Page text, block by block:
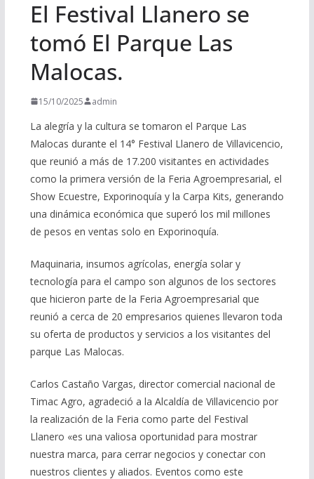
El Festival Llanero se
tomó El Parque Las
Malocas.
15/10/2025 admin
La alegría y la cultura se tomaron el Parque Las
Malocas durante el 14° Festival Llanero de Villavicencio,
que reunió a más de 17.200 visitantes en actividades
como la primera versión de la Feria Agroempresarial, el
Show Ecuestre, Exporinoquía y la Carpa Kits, generando
una dinámica económica que superó los mil millones
de pesos en ventas solo en Exporinoquía.
Maquinaria, insumos agrícolas, energía solar y
tecnología para el campo son algunos de los sectores
que hicieron parte de la Feria Agroempresarial que
reunió a cerca de 20 empresarios quienes llevaron toda
su oferta de productos y servicios a los visitantes del
parque Las Malocas.
Carlos Castaño Vargas, director comercial nacional de
Timac Agro, agradeció a la Alcaldía de Villavicencio por
la realización de la Feria como parte del Festival
Llanero «es una valiosa oportunidad para mostrar
nuestra marca, para cerrar negocios y conectar con
nuestros clientes y aliados. Eventos como este